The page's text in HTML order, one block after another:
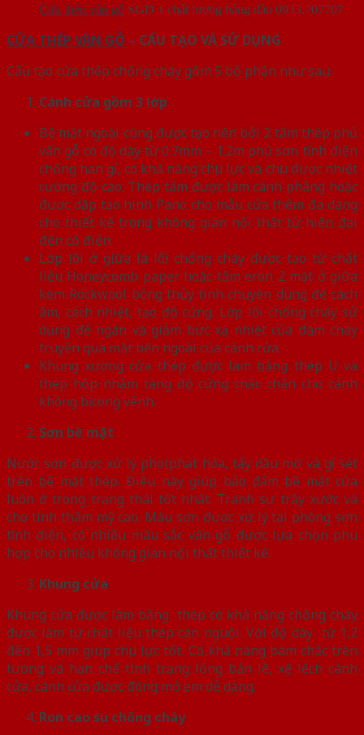
Cửa thép vân gỗ SGD 1 chất lượng hàng đầu 0933.707707
CỬA THÉP VÂN GỖ – CẤU TẠO VÀ SỬ DỤNG
Cấu tạo cửa thép chống cháy gồm 5 bộ phận như sau:
Cánh cửa gồm 3 lớp
Bề mặt ngoài cùng được tạo nên bởi 2 tấm thép phủ
vân gỗ có độ dày từ 0.7mm – 1.2m phủ sơn tĩnh điện
chống han gỉ, có khả năng chịu lực và chịu được nhiệt
cường độ cao. Thép tấm được làm cánh phẳng hoặc
được dập tạo hình Pano cho mẫu cửa thêm đa dạng
cho thiết kế trong không gian nội thất từ hiện đại
đến cổ điển.
Lớp lõi ở giữa là lõi chống cháy được tạo từ chất
liệu Honeycomb paper hoặc tấm eron 2 mặt ở giữa
kèm Rockwool bông thủy tinh chuyên dùng để cách
âm, cách nhiệt, tạo độ cứng. Lớp lõi chống cháy sử
dụng để ngăn và giảm bức xạ nhiệt của đám cháy
truyền qua mặt bên ngoài của cánh cửa.
Khung xương cửa thép được làm bằng thép U và
thép hộp nhằm tăng độ cứng chắc chắn cho cánh
không bị cong vênh.
Sơn bề mặt
Nước sơn được xử lý photphat hóa, tẩy dầu mỡ và gỉ sét
trên bề mặt thép. Điều này giúp bảo đảm bề mặt cửa
luôn ở trong trạng thái tốt nhất. Tránh sự trầy xước và
cho tính thẩm mỹ cao. Màu sơn được xử lý tại phòng sơn
tĩnh điện, có nhiều màu sắc vân gỗ được lựa chọn phù
hợp cho nhiều không gian nội thất thiết kế.
Khung cửa
Khung cửa được làm bằng thép có khả năng chống cháy
được làm từ chất liệu thép cán nguội. Với độ dày từ 1,2
đến 1,5 mm giúp chịu lực tốt. Có khả năng bám chắc trên
tường và hạn chế tình trạng lỏng bản lề, xệ lệch cánh
cửa, cánh cửa được đóng mở em dễ dàng.
Ron cao su chống cháy